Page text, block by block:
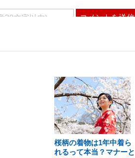
桜柄の着物は1年中着ら
れるって本当？マナーと